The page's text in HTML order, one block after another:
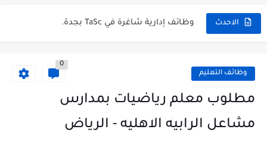
الاحدث وظائف إدارية شاغرة في TaSc بجدة.
مستشفى تداوي توفر وظائف للممرضين والممرضات برواتب مجزية في مكة...
فرص عمل و تدريب للخريجين في بوبا العربية.
وظائف التعليم
0
مطلوب معلم رياضيات بمدارس
مشاعل الرابيه الاهليه - الرياض